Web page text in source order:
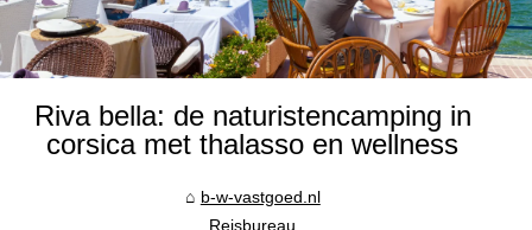
Riva bella: de naturistencamping in
corsica met thalasso en wellness
b-w-vastgoed.nl
Reisbureau